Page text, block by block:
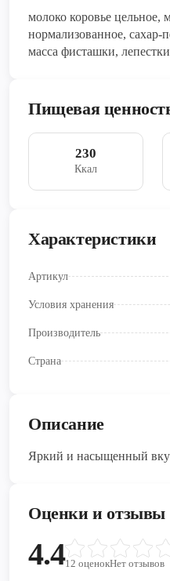
молоко коровье цельное,
нормализованное,
масса фисташки,
Пищевая
230
Ккал
Характеристики
Артикул
Условия хранения
Производитель
Страна
Описание
Яркий и насыщенный
Оценки и отзывы
4.412 оценокНет отзывов